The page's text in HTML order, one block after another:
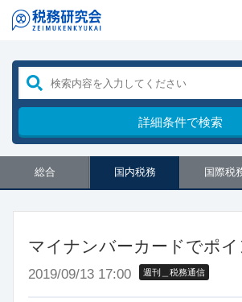
詳細条件で検索
総合 国内税務 国際税
マイナンバーカードでポイ
2019/09/13 17:00 週刊＿税務通信